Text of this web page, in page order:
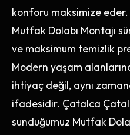
konforu maksimize
Mutfak Dolabı Montajı
ve maksimum temizlik
Modern yaşam
ihtiyaç değil, aynı
ifadesidir. Çatalca
sunduğumuz Mutfak